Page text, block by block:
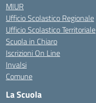
MIUR
Ufficio Scolastico Regionale
Ufficio Scolastico Territoriale
Scuola in Chiaro
Iscrizioni On Line
Invalsi
Comune
La Scuola